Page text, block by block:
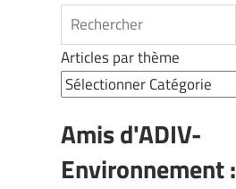
Rechercher
Articles par thème
Amis d'ADIV-
Environnement :